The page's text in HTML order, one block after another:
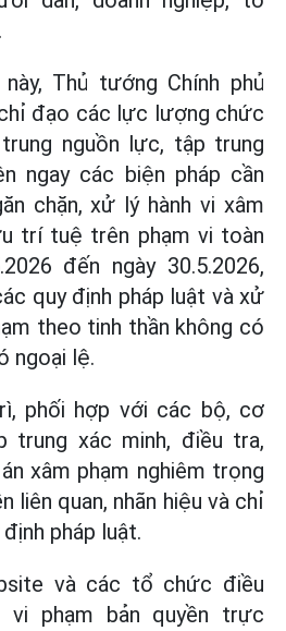
Thủ tướng Chính phủ
đạo các lực lượng chức
nguồn lực, tập trung
ngay các biện pháp cần
chặn, xử lý hành vi xâm
trí tuệ trên phạm vi toàn
đến ngày 30.5.2026,
quy định pháp luật và xử
theo tinh thần không có
ngoại lệ.
phối hợp với các bộ, cơ
trung xác minh, điều tra,
xâm phạm nghiêm trọng
liên quan, nhãn hiệu và chỉ
pháp luật.
và các tổ chức điều
vi phạm bản quyền trực